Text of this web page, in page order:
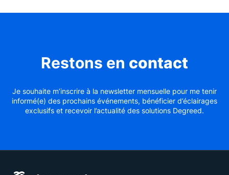
Restons en contact
Je souhaite m’inscrire à la newsletter mensuelle pour me tenir
informé(e) des prochains événements, bénéficier d’éclairages
exclusifs et recevoir l’actualité des solutions Degreed.